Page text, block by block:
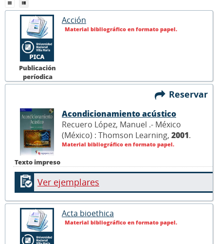
Publicación
períodica
Acción
Material bibliográfico en formato papel.
Reservar
Texto impreso
Acondicionamiento acústico
Recuero López, Manuel .- México
(México) : Thomson Learning, 2001.
Material bibliográfico en formato papel.
Ver ejemplares
Acta bioethica
Material bibliográfico en formato papel.